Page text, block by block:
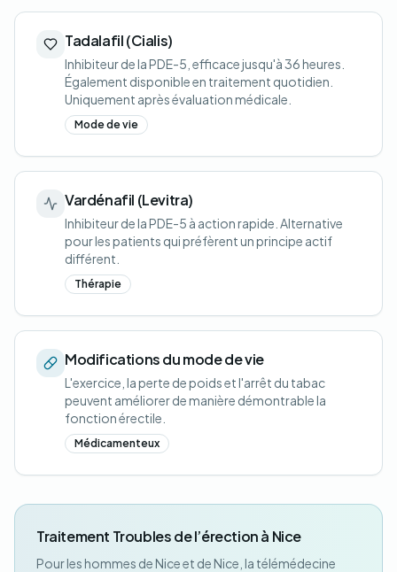
Tadalafil (Cialis)
Inhibiteur de la PDE-5, efficace jusqu'à 36 heures.
Également disponible en traitement quotidien.
Uniquement après évaluation médicale.
Mode de vie
Vardénafil (Levitra)
Inhibiteur de la PDE-5 à action rapide. Alternative
pour les patients qui préfèrent un principe actif
différent.
Thérapie
Modifications du mode de vie
L'exercice, la perte de poids et l'arrêt du tabac
peuvent améliorer de manière démontrable la
fonction érectile.
Médicamenteux
Traitement Troubles de l’érection à Nice
Pour les hommes de Nice et de Nice, la télémédecine